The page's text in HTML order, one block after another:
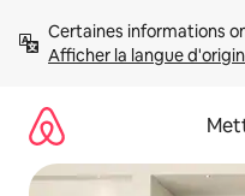
directement
Afficher la langue